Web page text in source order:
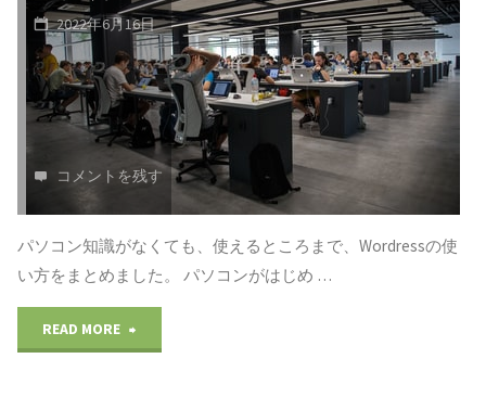
ペ
ー
ジ：
新
追
を
説
明：
ア
フ
リ
心
者
の
為
の
ロ
グ
2022年6月16日
コメントを残す
パソコン知識がなくても、使えるところまで、Wordressの使
い方をまとめました。 パソコンがはじめ …
READ MORE